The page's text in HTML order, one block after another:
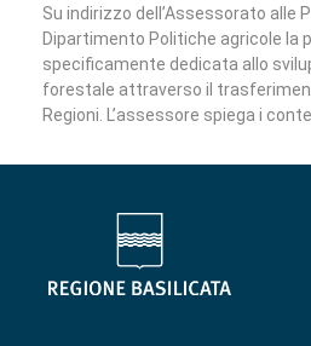
Su indirizzo dell’Assessorato alle
Dipartimento Politiche agricole la
specificamente dedicata allo
forestale attraverso il
Regioni. L’assessore spiega i